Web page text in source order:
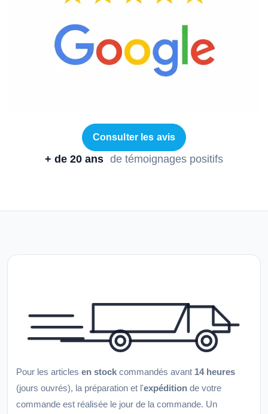
Consulter les avis
+ de 20 ans de témoignages positifs
Pour les articles en stock commandés avant 14 heures
(jours ouvrés), la préparation et l'expédition de votre
commande est réalisée le jour de la commande. Un